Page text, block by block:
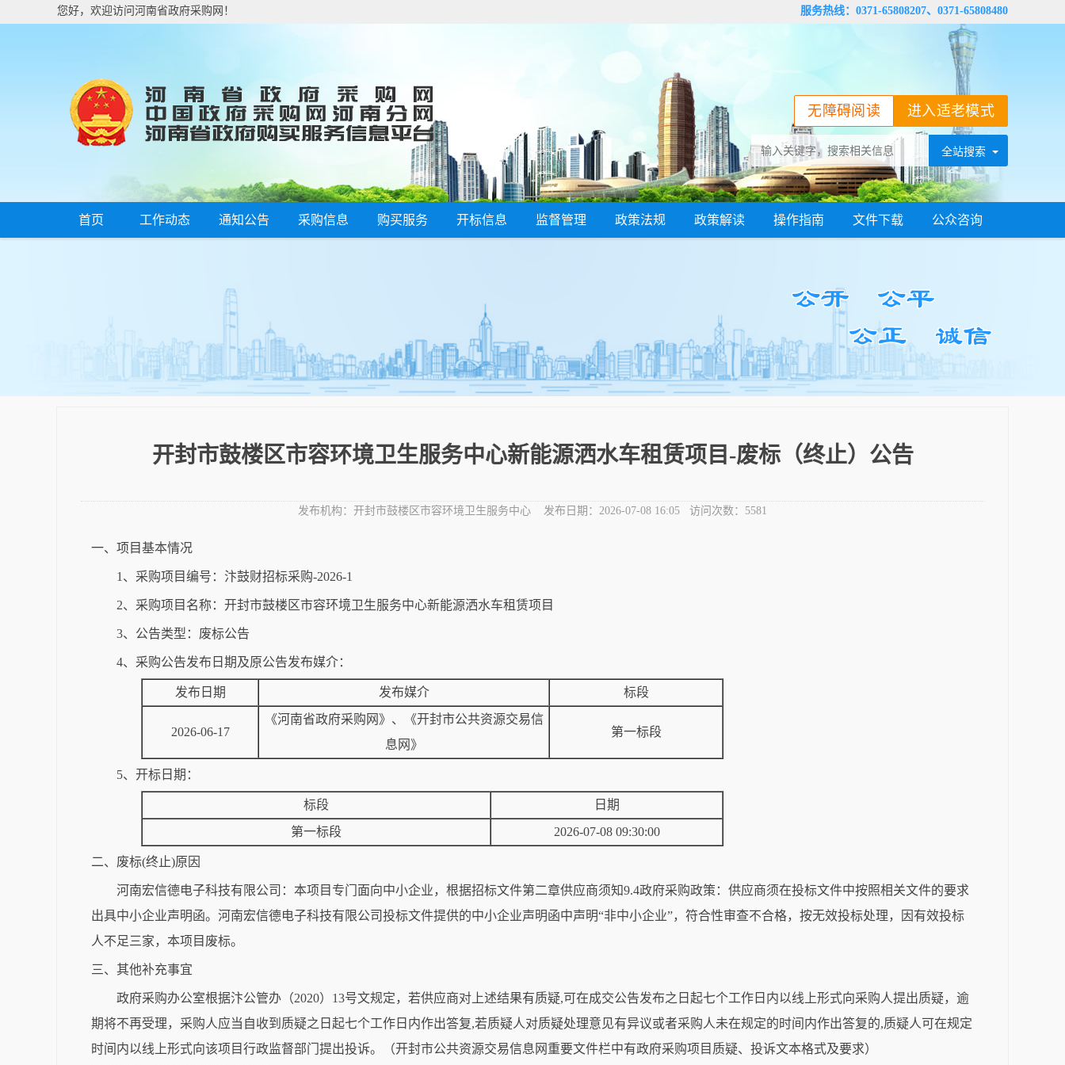
您好，欢迎访问河南省政府采购网！ 服务热线：0371-65808207、0371-65808480
进入适老模式
无障碍阅读
首页 工作动态 通知公告 采购信息 购买服务 开标信息 监督管理 政策法规 政策解读 操作指南 文件下载 公众咨询
开封市鼓楼区市容环境卫生服务中心新能源洒水车租赁项目-废标（终止）公告
发布机构： 开封市鼓楼区市容环境卫生服务中心 发布日期： 2026-07-08 16:05 访问次数： 5581
一、项目基本情况
1、采购项目编号：汴鼓财招标采购-2026-1
2、采购项目名称：开封市鼓楼区市容环境卫生服务中心新能源洒水车租赁项目
3、公告类型：废标公告
4、采购公告发布日期及原公告发布媒介：
发布日期 发布媒介 标段
2026-06-17
《河南省政府采购网》、《开封市公共资源交易信
息网》
第一标段
5、开标日期：
标段
日期
第一标段
2026-07-08 09:30:00
二、废标(终止)原因
河南宏信德电子科技有限公司：本项目专门面向中小企业，根据招标文件第二章供应商须知9.4政府采购政策：供应商须在投标文件中按照相关文件的要求
出具中小企业声明函。河南宏信德电子科技有限公司投标文件提供的中小企业声明函中声明“非中小企业”，符合性审查不合格，按无效投标处理，因有效投标
人不足三家，本项目废标。
三、其他补充事宜
政府采购办公室根据汴公管办（2020）13号文规定，若供应商对上述结果有质疑,可在成交公告发布之日起七个工作日内以线上形式向采购人提出质疑，逾
期将不再受理，采购人应当自收到质疑之日起七个工作日内作出答复,若质疑人对质疑处理意见有异议或者采购人未在规定的时间内作出答复的,质疑人可在规定
时间内以线上形式向该项目行政监督部门提出投诉。（开封市公共资源交易信息网重要文件栏中有政府采购项目质疑、投诉文本格式及要求）